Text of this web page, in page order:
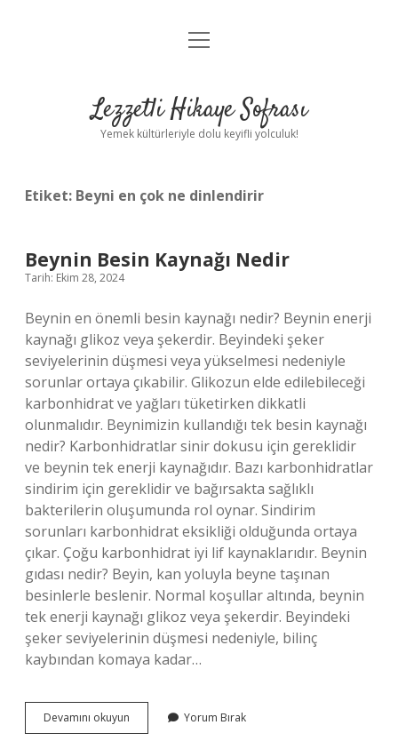
Anasayfa
Yasal Uyarı
menüyü
Lezzetli Hikaye Sofrası
Yemek kültürleriyle dolu keyifli yolculuk!
Etiket: Beyni en çok ne dinlendirir
Beynin Besin Kaynağı Nedir
Tarih: Ekim 28, 2024
Beynin en önemli besin kaynağı nedir? Beynin enerji
kaynağı glikoz veya şekerdir. Beyindeki şeker
seviyelerinin düşmesi veya yükselmesi nedeniyle
sorunlar ortaya çıkabilir. Glikozun elde edilebileceği
karbonhidrat ve yağları tüketirken dikkatli
olunmalıdır. Beynimizin kullandığı tek besin kaynağı
nedir? Karbonhidratlar sinir dokusu için gereklidir
ve beynin tek enerji kaynağıdır. Bazı karbonhidratlar
sindirim için gereklidir ve bağırsakta sağlıklı
bakterilerin oluşumunda rol oynar. Sindirim
sorunları karbonhidrat eksikliği olduğunda ortaya
çıkar. Çoğu karbonhidrat iyi lif kaynaklarıdır. Beynin
gıdası nedir? Beyin, kan yoluyla beyne taşınan
besinlerle beslenir. Normal koşullar altında, beynin
tek enerji kaynağı glikoz veya şekerdir. Beyindeki
şeker seviyelerinin düşmesi nedeniyle, bilinç
kaybından komaya kadar…
Devamını okuyun
Besin
Yorum Bırak